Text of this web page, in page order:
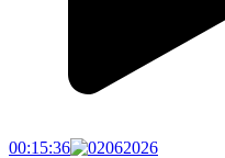
00:15:36